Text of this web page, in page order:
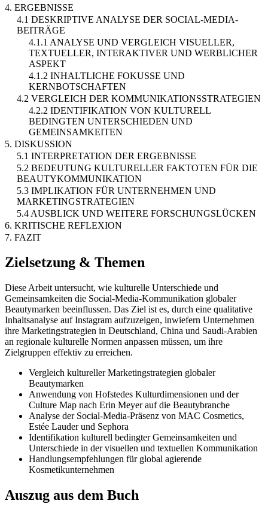
4. ERGEBNISSE
4.1 DESKRIPTIVE ANALYSE DER SOCIAL-MEDIA-
BEITRÄGE
4.1.1 ANALYSE UND VERGLEICH VISUELLER,
TEXTUELLER, INTERAKTIVER UND WERBLICHER
ASPEKT
4.1.2 INHALTLICHE FOKUSSE UND
KERNBOTSCHAFTEN
4.2 VERGLEICH DER KOMMUNIKATIONSSTRATEGIEN
4.2.2 IDENTIFIKATION VON KULTURELL
BEDINGTEN UNTERSCHIEDEN UND
GEMEINSAMKEITEN
5. DISKUSSION
5.1 INTERPRETATION DER ERGEBNISSE
5.2 BEDEUTUNG KULTURELLER FAKTOTEN FÜR DIE
BEAUTYKOMMUNIKATION
5.3 IMPLIKATION FÜR UNTERNEHMEN UND
MARKETINGSTRATEGIEN
5.4 AUSBLICK UND WEITERE FORSCHUNGSLÜCKEN
6. KRITISCHE REFLEXION
7. FAZIT
Zielsetzung & Themen
Diese Arbeit untersucht, wie kulturelle Unterschiede und
Gemeinsamkeiten die Social-Media-Kommunikation globaler
Beautymarken beeinflussen. Das Ziel ist es, durch eine qualitative
Inhaltsanalyse auf Instagram aufzuzeigen, inwiefern Unternehmen
ihre Marketingstrategien in Deutschland, China und Saudi-Arabien
an regionale kulturelle Normen anpassen müssen, um ihre
Zielgruppen effektiv zu erreichen.
Vergleich kultureller Marketingstrategien globaler
Beautymarken
Anwendung von Hofstedes Kulturdimensionen und der
Culture Map nach Erin Meyer auf die Beautybranche
Analyse der Social-Media-Präsenz von MAC Cosmetics,
Estée Lauder und Sephora
Identifikation kulturell bedingter Gemeinsamkeiten und
Unterschiede in der visuellen und textuellen Kommunikation
Handlungsempfehlungen für global agierende
Kosmetikunternehmen
Auszug aus dem Buch